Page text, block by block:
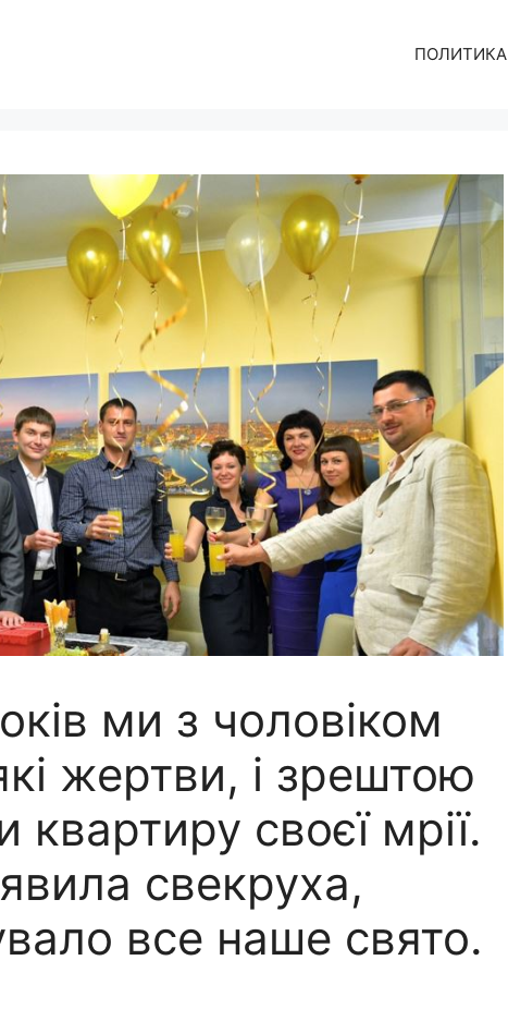
ПОЛИТИКА
ми з чоловіком
жертви, і зрештою
квартиру своєї мрії.
свекруха,
все наше свято.